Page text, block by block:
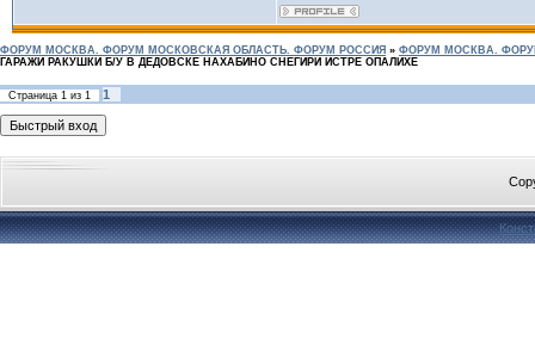
ФОРУМ МОСКВА. ФОРУМ МОСКОВСКАЯ ОБЛАСТЬ. ФОРУМ РОССИЯ » ФОРУМ МОСКВА.
ГАРАЖИ РАКУШКИ Б/У В ДЕДОВСКЕ НАХАБИНО СНЕГИРИ ИСТРЕ ОПАЛИХЕ
Страница 1 из 1 1